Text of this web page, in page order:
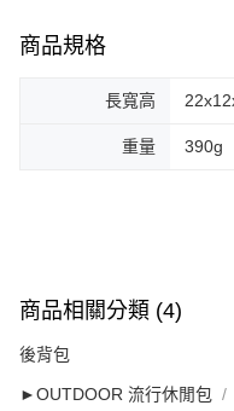
商品規格
長寬高
重量 390g
商品相關分類 (4)
後背包
►OUTDOOR 流行休閒包